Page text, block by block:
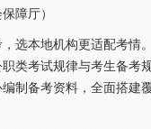
障厅）
选本地机构更适配考情
类考试规律与考生备考
制备考资料，全面搭建